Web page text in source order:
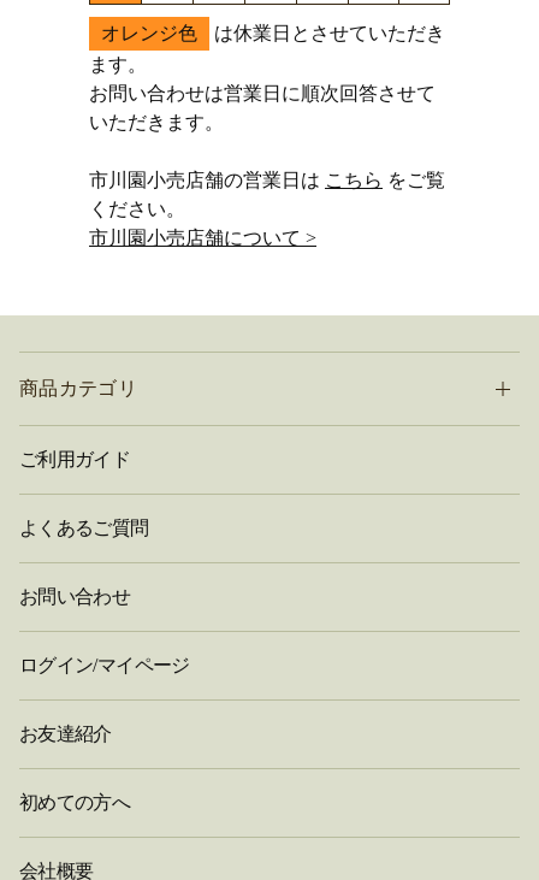
オレンジ色
は休業日とさせていただき
ます。
お問い合わせは営業日に順次回答させて
いただきます。
市川園小売店舗の営業日は こちら をご覧
ください。
市川園小売店舗について >
商品カテゴリ
ご利用ガイド
よくあるご質問
お問い合わせ
ログイン/マイページ
お友達紹介
初めての方へ
会社概要